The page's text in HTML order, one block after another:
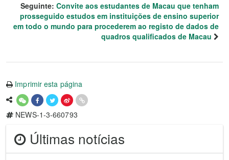
Seguinte: Convite aos estudantes de Macau que tenham
prosseguido estudos em instituições de ensino superior
em todo o mundo para procederem ao registo de dados de
quadros qualificados de Macau
Imprimir esta página
NEWS-1-3-660793
Últimas notícias